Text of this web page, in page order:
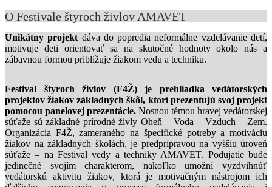
O Festivale štyroch živlov AMAVET
Unikátny projektdáva do popredia neformálne vzdelávanie detí,
motivuje deti orientovať sa na skutočné hodnoty okolo nás a
zábavnou formou približuje žiakom vedu a techniku.
Festival štyroch živlov (F4Ž) je prehliadka vedátorských
projektov žiakov základných škôl, ktorí prezentujú svoj projekt
pomocou panelovej prezentácie. Nosnou témou hravej vedátorskej
súťaže sú základné prírodné živly Oheň – Voda – Vzduch – Zem.
Organizácia F4Ž, zameraného na špecifické potreby a motiváciu
žiakov na základných školách, je predprípravou na vyššiu úroveň
súťaže – na Festival vedy a techniky AMAVET. Podujatie bude
jedinečné svojím charakterom, nakoľko umožní vyzdvihnúť
vedátorskú aktivitu žiakov, ktorá je motivačným nástrojom ich